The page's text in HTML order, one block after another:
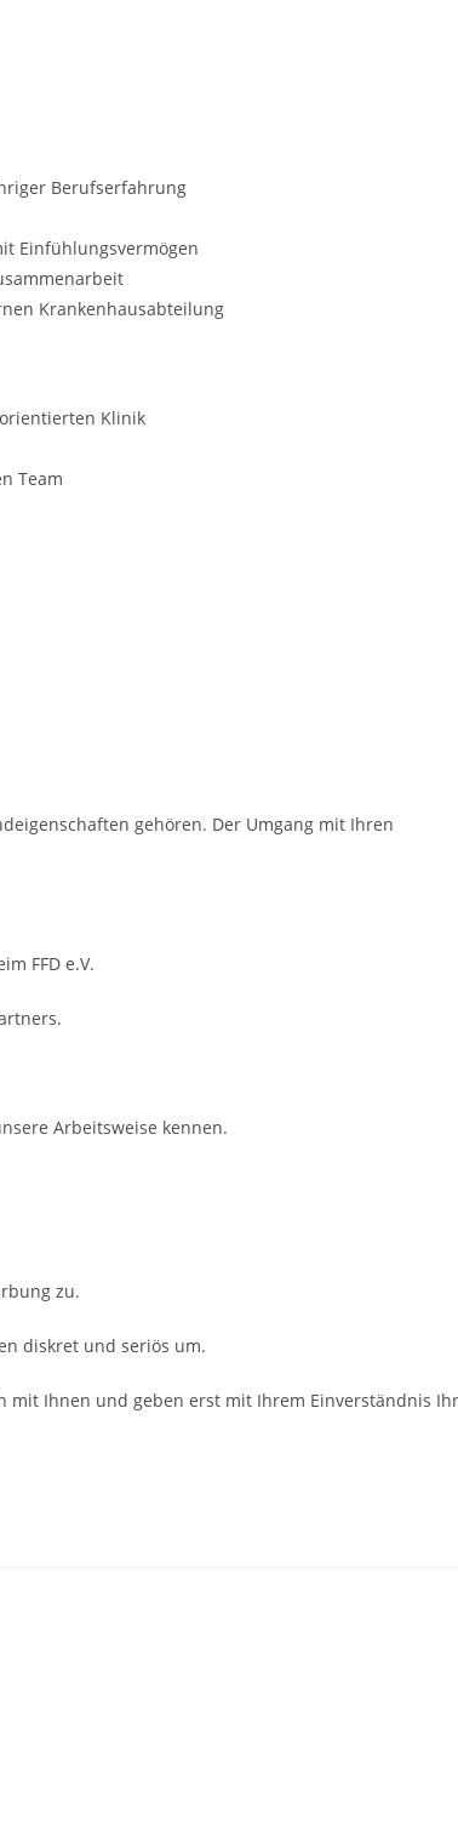
Berufserfahrung
Einfühlungsvermögen
Krankenhausabteilung
Klinik
Team
gehören. Der Umgang mit Ihren
FFD e.V.
Arbeitsweise kennen.
zu.
diskret und seriös um.
mit Ihnen und geben erst mit Ihrem Einverständnis